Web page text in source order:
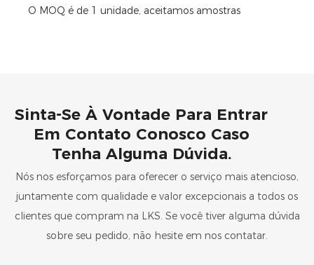
O MOQ é de 1 unidade, aceitamos amostras
Sinta-Se À Vontade Para Entrar
Em Contato Conosco Caso
Tenha Alguma Dúvida.
Nós nos esforçamos para oferecer o serviço mais atencioso,
juntamente com qualidade e valor excepcionais a todos os
clientes que compram na LKS. Se você tiver alguma dúvida
sobre seu pedido, não hesite em nos contatar.